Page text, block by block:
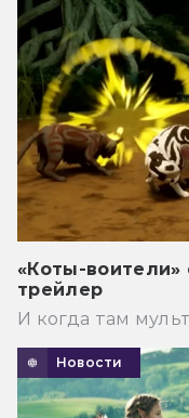
«Коты-воители»
трейлер
И когда там
Новости